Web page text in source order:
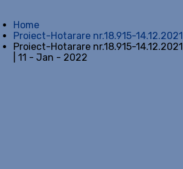
Home
Proiect-Hotarare nr.18.915-14.12.2021
Proiect-Hotarare nr.18.915-14.12.2021
| 11 - Jan - 2022